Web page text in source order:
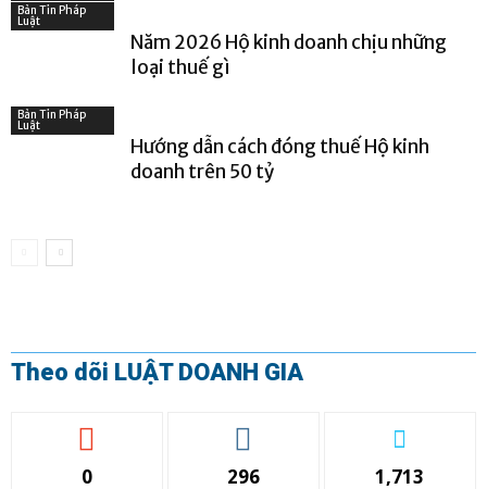
Bản Tin Pháp
Luật
Năm 2026 Hộ kinh doanh chịu những
loại thuế gì
Bản Tin Pháp
Luật
Hướng dẫn cách đóng thuế Hộ kinh
doanh trên 50 tỷ
Theo dõi LUẬT DOANH GIA
0 296 1,713